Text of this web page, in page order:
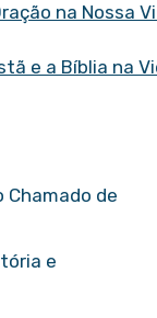
na Nossa
e a Bíblia na
Chamado de
e